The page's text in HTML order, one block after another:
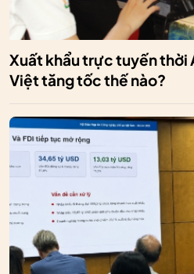
Xuất khẩu trực tuyến thời
Việt tăng tốc thế nào?